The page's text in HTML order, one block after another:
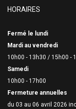
HORAIRES
Fermé le lundi
Mardi au vendredi
10h00 - 13h30 / 15h00 -
Samedi
10h00 - 17h00
Fermeture annuelles
du 03 au 06 avril 2026